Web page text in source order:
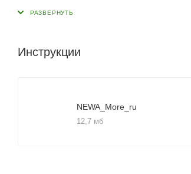
Инструкции
NEWA_More_ru
12,7 мб